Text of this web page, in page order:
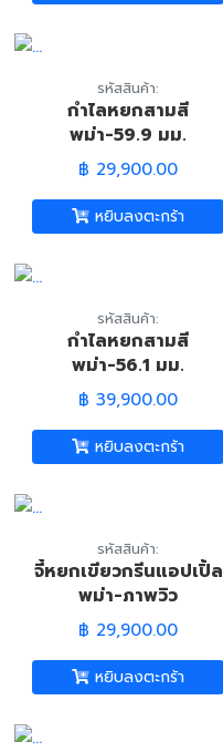
รหัสสินค้า:
กำไลหยกสามสี
พม่า-59.9 มม.
(Burmese Tri-Color
Jade Bangle)
฿ 29,900.00
หยิบลงตะกร้า
รหัสสินค้า:
กำไลหยกสามสี
พม่า-56.1 มม.
(Burmese Tri-Color
Jadiete Jade
Bangle)
฿ 39,900.00
หยิบลงตะกร้า
รหัสสินค้า:
จี้หยกเขียวกรีนแอปเปิ้ล
พม่า-ภาพวิว
(Burmese Green
Apple Jade Scenery
Pandant)
฿ 29,900.00
หยิบลงตะกร้า